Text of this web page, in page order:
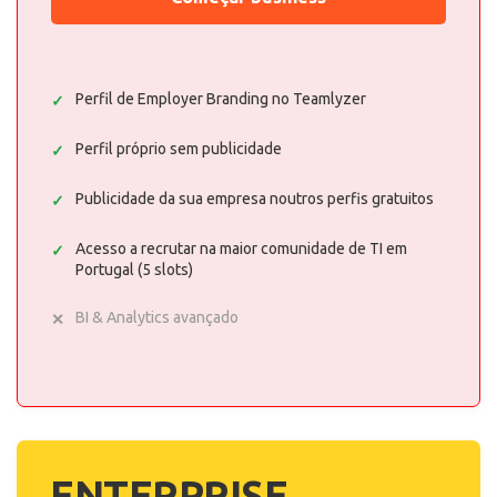
Perfil de Employer Branding no Teamlyzer
Perfil próprio sem publicidade
Publicidade da sua empresa noutros perfis gratuitos
Acesso a recrutar na maior comunidade de TI em
Portugal (5 slots)
BI & Analytics avançado